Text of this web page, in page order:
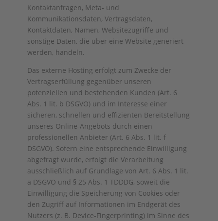
Kontaktanfragen, Meta- und
Kommunikationsdaten, Vertragsdaten,
Kontaktdaten, Namen, Websitezugriffe und
sonstige Daten, die über eine Website generiert
werden, handeln.
Das externe Hosting erfolgt zum Zwecke der
Vertragserfüllung gegenüber unseren
potenziellen und bestehenden Kunden (Art. 6
Abs. 1 lit. b DSGVO) und im Interesse einer
sicheren, schnellen und effizienten Bereitstellung
unseres Online-Angebots durch einen
professionellen Anbieter (Art. 6 Abs. 1 lit. f
DSGVO). Sofern eine entsprechende Einwilligung
abgefragt wurde, erfolgt die Verarbeitung
ausschließlich auf Grundlage von Art. 6 Abs. 1 lit.
a DSGVO und § 25 Abs. 1 TDDDG, soweit die
Einwilligung die Speicherung von Cookies oder
den Zugriff auf Informationen im Endgerät des
Nutzers (z. B. Device-Fingerprinting) im Sinne des